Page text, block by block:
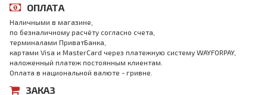
ОПЛАТА
Наличными в магазине,
по безналичному расчёту согласно счета,
терминалами ПриватБанка,
картами Visa и MasterCard через платежную систему WAYFORPAY,
наложенный платеж постоянным клиентам.
Оплата в национальной валюте - гривне.
ЗАКАЗ